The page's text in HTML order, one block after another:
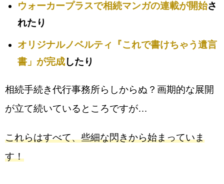
ウォーカープラスで相続マンガの連載が開始さ
れたり
オリジナルノベルティ『これで書けちゃう遺言
書」が完成したり
相続手続き代行事務所らしからぬ？画期的な展開
が立て続いているところですが…
これらはすべて、些細な閃きから始まっていま
す！